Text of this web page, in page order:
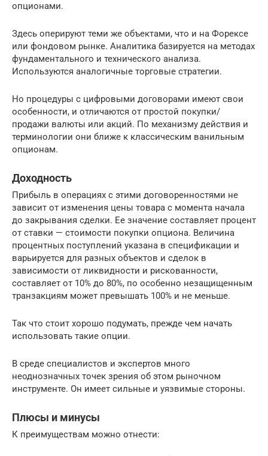
опционами.
Здесь оперируют теми же объектами, что и на Форексе
или фондовом рынке. Аналитика базируется на методах
фундаментального и технического анализа.
Используются аналогичные торговые стратегии.
Но процедуры с цифровыми договорами имеют свои
особенности, и отличаются от простой покупки/
продажи валюты или акций. По механизму действия и
терминологии они ближе к классическим ванильным
опционам.
Доходность
Прибыль в операциях с этими договоренностями не
зависит от изменения цены товара с момента начала
до закрывания сделки. Ее значение составляет процент
от ставки — стоимости покупки опциона. Величина
процентных поступлений указана в спецификации и
варьируется для разных объектов и сделок в
зависимости от ликвидности и рискованности,
составляет от 10% до 80%, по особенно незащищенным
транзакциям может превышать 100% и не меньше.
Так что стоит хорошо подумать, прежде чем начать
использовать такие опции.
В среде специалистов и экспертов много
неоднозначных точек зрения об этом рыночном
инструменте. Он имеет сильные и уязвимые стороны.
Плюсы и минусы
К преимуществам можно отнести: